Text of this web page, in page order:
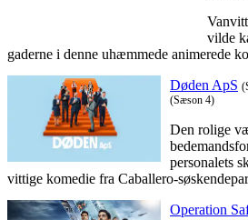
vilde
gaderne i denne uhæmmede animerede
Døden ApS
(Sæson 4)
Den rolige
personalets
vittige komedie fra Caballero-
Operation